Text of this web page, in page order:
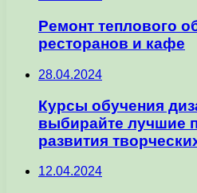
Ремонт теплового
ресторанов и кафе
28.04.2024
Курсы обучения
выбирайте лучшие
развития
12.04.2024